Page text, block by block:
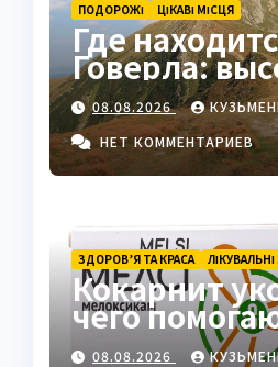
ПОДОРОЖІ ЦІКАВІ МІСЦЯ
Где
Говерла:
вершина
сердце
08.08.2026
НЕТ КОММЕНТАРИЕВ
ЗДОРОВ’Я ТА КРАСА
Кокарнит
чего
работают
08.08.2026